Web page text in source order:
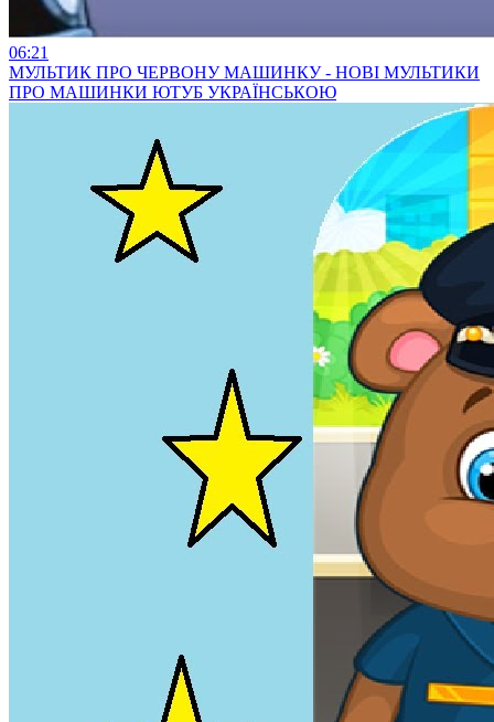
06:21
МУЛЬТИК ПРО ЧЕРВОНУ МАШИНКУ - НОВІ МУЛЬТИКИ
ПРО МАШИНКИ ЮТУБ УКРАЇНСЬКОЮ